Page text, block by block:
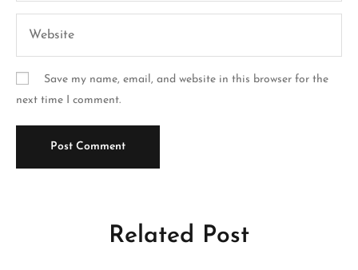
Save my name, email, and website in this browser for the
next time I comment.
Related Post